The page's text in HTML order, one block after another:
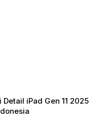
iPad Gen 11 2025